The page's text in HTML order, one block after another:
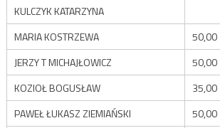
KULCZYK KATARZYNA
MARIA KOSTRZEWA
50,00
JERZY T MICHAJŁOWICZ
50,00
KOZIOŁ BOGUSŁAW
35,00
PAWEŁ ŁUKASZ ZIEMIAŃSKI
50,00